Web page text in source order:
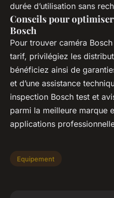
durée d’utilisation sans
Conseils pour
Bosch
Pour trouver caméra
tarif, privilégiez les
bénéficiez ainsi de
et d’une assistance
inspection Bosch test et
parmi la meilleure marque
applications
Equipement